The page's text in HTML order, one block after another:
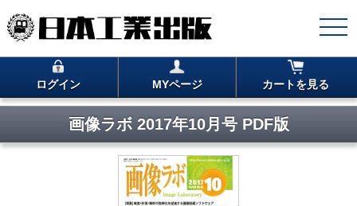
ログイン MYページ カートを見る
画像ラボ 2017年10月号 PDF版